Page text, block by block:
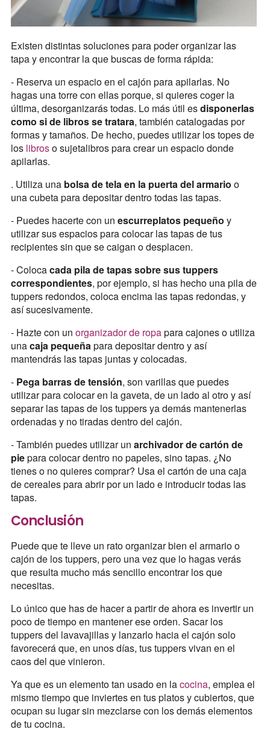
Existen distintas soluciones para poder organizar las
tapa y encontrar la que buscas de forma rápida:
- Reserva un espacio en el cajón para apilarlas. No
hagas una torre con ellas porque, si quieres coger la
última, desorganizarás todas. Lo más útil esdisponerlas
como si de libros se tratara, también catalogadas por
formas y tamaños. De hecho, puedes utilizar los topes de
los libroso sujetalibros para crear un espacio donde
apilarlas.
. Utiliza una bolsa de tela en la puerta del armario o
una cubeta para depositar dentro todas las tapas.
- Puedes hacerte con un escurreplatos pequeño y
utilizar sus espacios para colocar las tapas de tus
recipientes sin que se caigan o desplacen.
- Colocacada pila de tapas sobre sus tuppers
correspondientes, por ejemplo, si has hecho una pila de
tuppers redondos, coloca encima las tapas redondas, y
así sucesivamente.
- Hazte con un organizador de ropapara cajones o utiliza
unacaja pequeñapara depositar dentro y así
mantendrás las tapas juntas y colocadas.
- Pega barras de tensión, son varillas que puedes
utilizar para colocar en la gaveta, de un lado al otro y así
separar las tapas de los tuppers ya demás mantenerlas
ordenadas y no tiradas dentro del cajón.
- También puedes utilizar un archivador de cartón de
piepara colocar dentro no papeles, sino tapas. ¿No
tienes o no quieres comprar? Usa el cartón de una caja
de cereales para abrir por un lado e introducir todas las
tapas.
Conclusión
Puede que te lleve un rato organizar bien el armario o
cajón de los tuppers, pero una vez que lo hagas verás
que resulta mucho más sencillo encontrar los que
necesitas.
Lo único que has de hacer a partir de ahora es invertir un
poco de tiempo en mantener ese orden. Sacar los
tuppers del lavavajillas y lanzarlo hacia el cajón solo
favorecerá que, en unos días, tus tuppers vivan en el
caos del que vinieron.
Ya que es un elemento tan usado en lacocina, emplea el
mismo tiempo que inviertes en tus platos y cubiertos, que
ocupan su lugar sin mezclarse con los demás elementos
de tu cocina.